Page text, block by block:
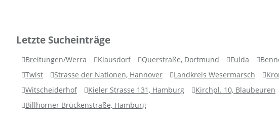
Letzte Sucheinträge
Breitungen/Werra Klausdorf Querstraße, Dortmund Fulda
Twist
Strasse der Nationen, Hannover Landkreis Wesermarsch
Witscheiderhof
Kieler Strasse 131, Hamburg Kirchpl. 10, Blaubeuren
Billhorner Brückenstraße, Hamburg